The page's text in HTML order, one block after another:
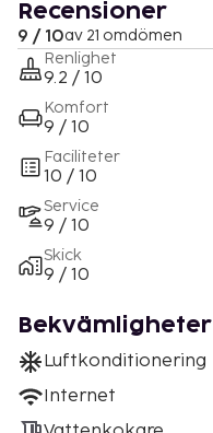
Recensioner
9 / 10av 21 omdömen
Renlighet
9.2 / 10
Komfort
9 / 10
Faciliteter
10 / 10
Service
9 / 10
Skick
9 / 10
Bekvämligheter
Luftkonditionering
Internet